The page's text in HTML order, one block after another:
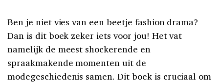
Ben je niet vies van een beetje fashion drama?
Dan is dit boek zeker iets voor jou! Het vat
namelijk de meest shockerende en
spraakmakende momenten uit de
modegeschiedenis samen. Dit boek is cruciaal om